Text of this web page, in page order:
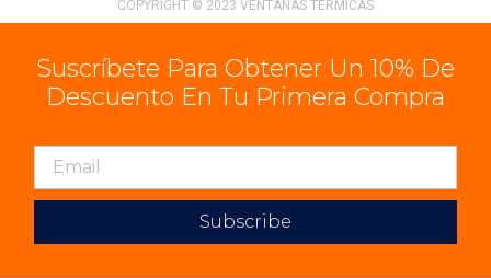
COPYRIGHT © 2023 VENTANAS TERMICAS
Suscríbete Para Obtener Un 10% De
Descuento En Tu Primera Compra
Subscribe